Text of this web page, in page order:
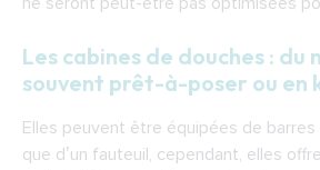
Les cabines de douches : du
souvent prêt-à-poser ou en
Elles peuvent être équipées de barres
que d’un fauteuil, cependant, elles